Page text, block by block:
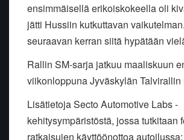
ensimmäisellä erikoiskokeella oli
jätti Hussiin kutkuttavan
seuraavan kerran siitä hypätään
Rallin SM-sarja jatkuu maaliskuun
viikonloppuna Jyväskylän Talvirallin
Lisätietoja Secto Automotive Labs -
kehitysympäristöstä, jossa tutkitaan
ratkaisujen käyttöönottoa autoilussa: